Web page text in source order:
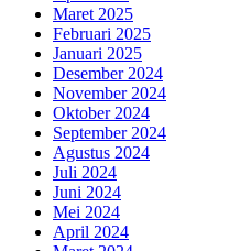
Maret 2025
Februari 2025
Januari 2025
Desember 2024
November 2024
Oktober 2024
September 2024
Agustus 2024
Juli 2024
Juni 2024
Mei 2024
April 2024